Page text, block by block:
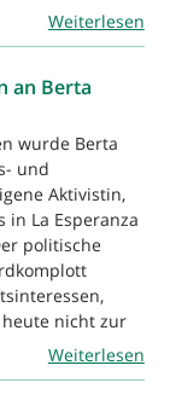
Weiterlesen
an Berta
wurde Berta
und
Aktivistin,
in La Esperanza
politische
nicht zur
Weiterlesen